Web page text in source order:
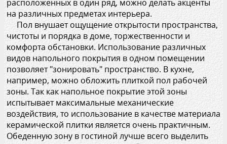
расположенных в один ряд, можно делать акценты
на различных предметах интерьера.
Пол внушает ощущение открытости пространства,
чистоты и порядка в доме, торжественности и
комфорта обстановки. Использование различных
видов напольного покрытия в одном помещении
позволяет "зонировать" пространство. В кухне,
например, можно обложить плиткой пол рабочей
зоны. Так как напольное покрытие этой зоны
испытывает максимальные механические
воздействия, то использование в качестве материала
керамической плитки является очень практичным.
Обеденную зону в гостиной лучше всего выделить